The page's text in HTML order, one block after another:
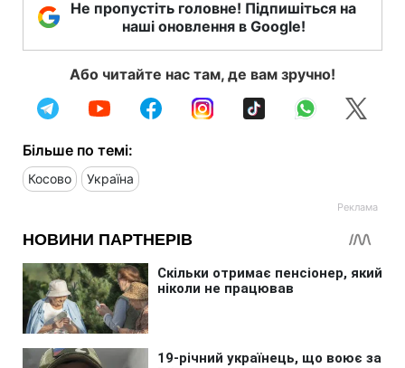
Не пропустіть головне! Підпишіться на
наші оновлення в Google!
Або читайте нас там, де вам зручно!
Більше по темі:
Косово Україна